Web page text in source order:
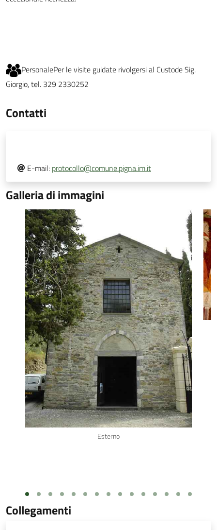
PersonalePer le visite guidate rivolgersi al Custode Sig.
Giorgio, tel. 329 2330252
Contatti
E-mail: protocollo@comune.pigna.im.it
Galleria di immagini
Esterno
Collegamenti